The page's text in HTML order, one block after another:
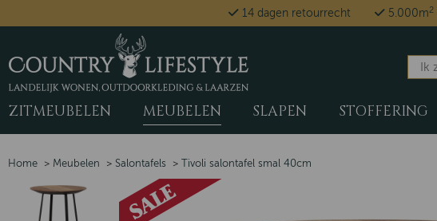
14 dagen retourrecht 5.000m2
ZITMEUBELEN MEUBELEN SLAPEN STOFFERING
Home > Meubelen > Salontafels > Tivoli salontafel smal 40cm